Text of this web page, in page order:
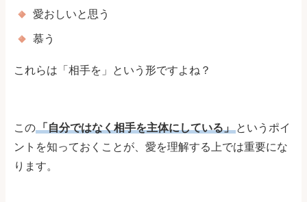
愛おしいと思う
慕う
これらは「相手を」という形ですよね？
この「自分ではなく相手を主体にしている」 というポイ
ントを知っておくことが、愛を理解する上では重要にな
ります。